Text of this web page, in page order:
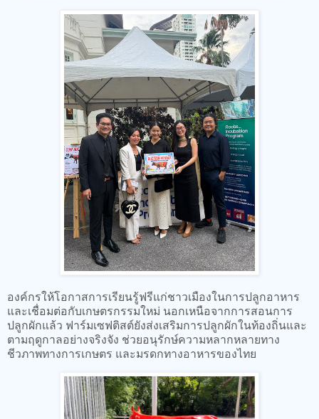
องค์กรให้โอกาสการเรียนรู้ฟรีแก่ชาวเมืองในการปลูกอาหาร
และเชื่อมต่อกับเกษตรกรรมใหม่ นอกเหนือจากการสอนการ
ปลูกผักแล้ว ฟาร์มเซฟติสต์ยังส่งเสริมการปลูกผักในท้องถิ่นและ
ตามฤดูกาลอย่างจริงจัง ช่วยอนุรักษ์ความหลากหลายทาง
ชีวภาพทางการเกษตร และมรดกทางอาหารของไทย